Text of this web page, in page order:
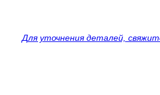
Для уточнения деталей,